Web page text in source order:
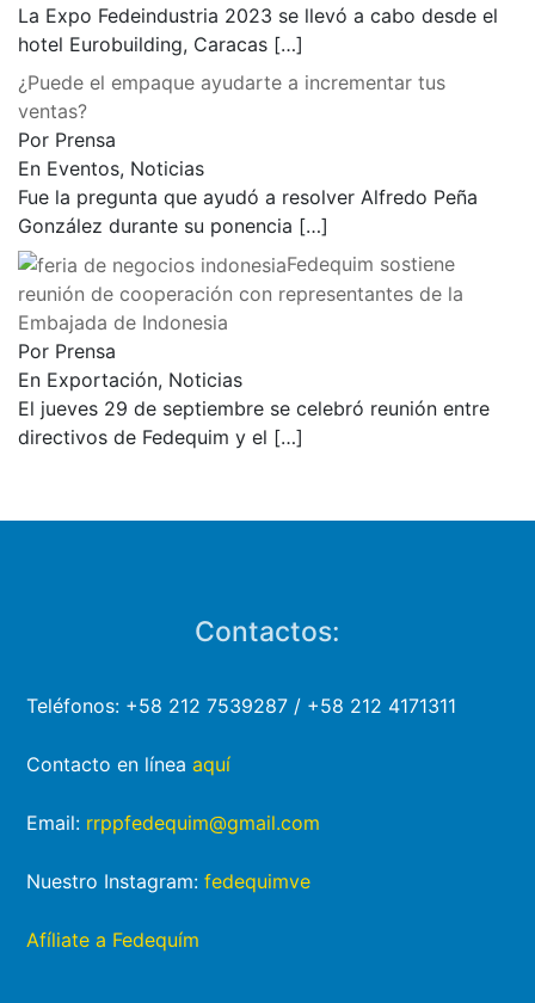
La Expo Fedeindustria 2023 se llevó a cabo desde el
hotel Eurobuilding, Caracas […]
¿Puede el empaque ayudarte a incrementar tus
ventas?
Por Prensa
En Eventos, Noticias
Fue la pregunta que ayudó a resolver Alfredo Peña
González durante su ponencia […]
Fedequim sostiene
reunión de cooperación con representantes de la
Embajada de Indonesia
Por Prensa
En Exportación, Noticias
El jueves 29 de septiembre se celebró reunión entre
directivos de Fedequim y el […]
Contactos:
Teléfonos: +58 212 7539287 / +58 212 4171311
Contacto en líneaaquí
Email: rrppfedequim@gmail.com
Nuestro Instagram:fedequimve
Afíliate a Fedequím